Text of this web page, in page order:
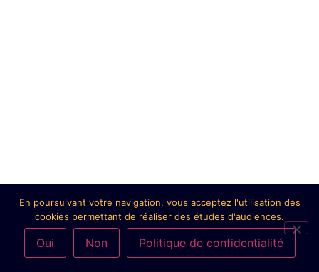
En poursuivant votre navigation, vous acceptez l'utilisation des
cookies permettant de réaliser des études d'audiences.
Oui Non Politique de confidentialité